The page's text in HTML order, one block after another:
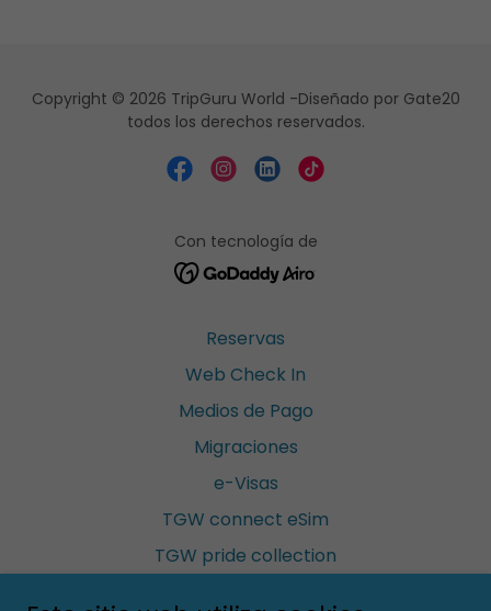
Copyright © 2026 TripGuru World -Diseñado por Gate20
todos los derechos reservados.
Con tecnología de
Reservas
Web Check In
Medios de Pago
Migraciones
e-Visas
TGW connect eSim
TGW pride collection